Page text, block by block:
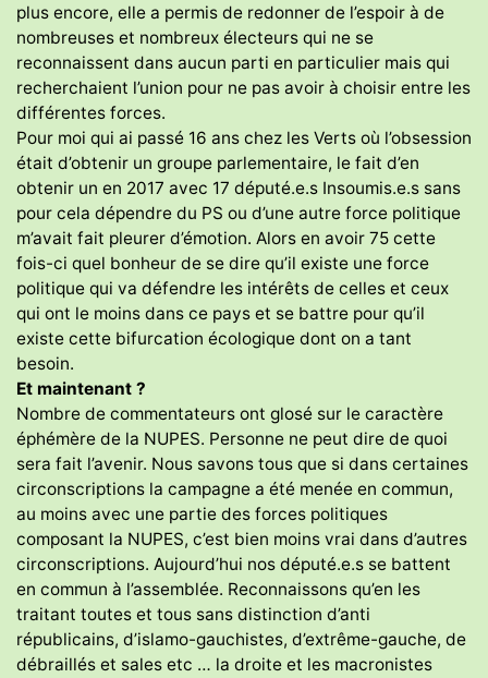
plus encore, elle a permis de redonner de l’espoir à de
nombreuses et nombreux électeurs qui ne se
reconnaissent dans aucun parti en particulier mais qui
recherchaient l’union pour ne pas avoir à choisir entre les
différentes forces.
Pour moi qui ai passé 16 ans chez les Verts où l’obsession
était d’obtenir un groupe parlementaire, le fait d’en
obtenir un en 2017 avec 17 député.e.s Insoumis.e.s sans
pour cela dépendre du PS ou d’une autre force politique
m’avait fait pleurer d’émotion. Alors en avoir 75 cette
fois-ci quel bonheur de se dire qu’il existe une force
politique qui va défendre les intérêts de celles et ceux
qui ont le moins dans ce pays et se battre pour qu’il
existe cette bifurcation écologique dont on a tant
besoin.
Et maintenant ?
Nombre de commentateurs ont glosé sur le caractère
éphémère de la NUPES. Personne ne peut dire de quoi
sera fait l’avenir. Nous savons tous que si dans certaines
circonscriptions la campagne a été menée en commun,
au moins avec une partie des forces politiques
composant la NUPES, c’est bien moins vrai dans d’autres
circonscriptions. Aujourd’hui nos député.e.s se battent
en commun à l’assemblée. Reconnaissons qu’en les
traitant toutes et tous sans distinction d’anti
républicains, d’islamo-gauchistes, d’extrême-gauche, de
débraillés et sales etc … la droite et les macronistes